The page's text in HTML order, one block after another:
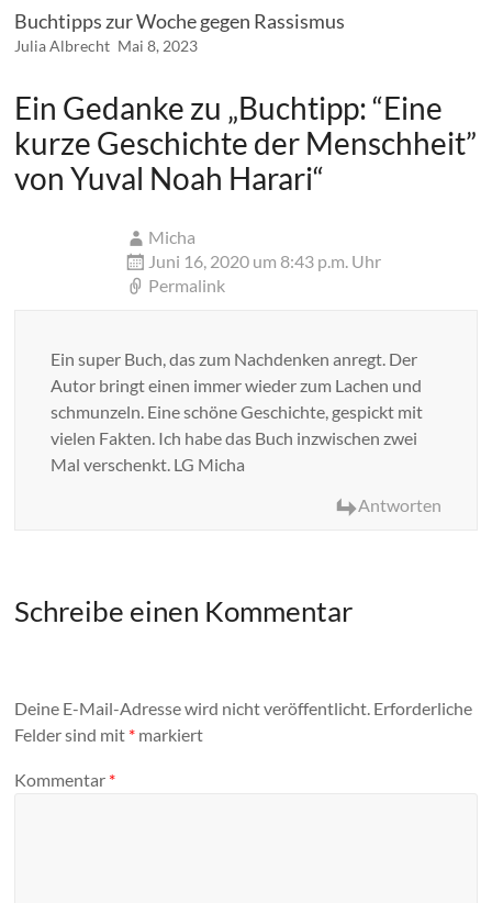
Buchtipps zur Woche gegen Rassismus
Julia Albrecht Mai 8, 2023
Ein Gedanke zu „Buchtipp: “Eine
kurze Geschichte der Menschheit”
von Yuval Noah Harari“
Micha
Juni 16, 2020 um 8:43 p.m. Uhr
Permalink
Ein super Buch, das zum Nachdenken anregt. Der
Autor bringt einen immer wieder zum Lachen und
schmunzeln. Eine schöne Geschichte, gespickt mit
vielen Fakten. Ich habe das Buch inzwischen zwei
Mal verschenkt. LG Micha
Antworten
Schreibe einen Kommentar
Deine E-Mail-Adresse wird nicht veröffentlicht. Erforderliche
Felder sind mit * markiert
Kommentar *